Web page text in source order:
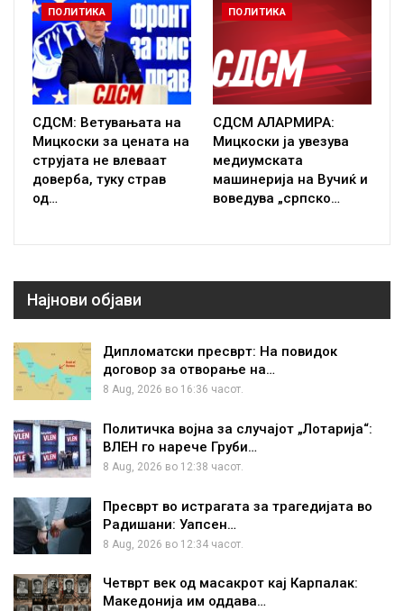
ПОЛИТИКА
СДСМ: Ветувањата на
Мицкоски за цената на
струјата не влеваат
доверба, туку страв
од…
ПОЛИТИКА
СДСМ АЛАРМИРА:
Мицкоски ја увезува
медиумската
машинерија на Вучиќ и
воведува „српско…
Најнови објави
Дипломатски пресврт: На повидок
договор за отворање на…
8 Aug, 2026 во 16:36 часот.
Политичка војна за случајот „Лотарија“:
ВЛЕН го нарече Груби…
8 Aug, 2026 во 12:38 часот.
Пресврт во истрагата за трагедијата во
Радишани: Уапсен…
8 Aug, 2026 во 12:34 часот.
Четврт век од масакрот кај Карпалак:
Македонија им оддава…